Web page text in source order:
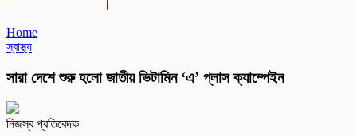
Home
স্বাস্থ্য
সারা দেশে শুরু হলো জাতীয় ভিটামিন ‘এ’ প্লাস ক্যাম্পেইন
নিজস্ব প্রতিবেদক